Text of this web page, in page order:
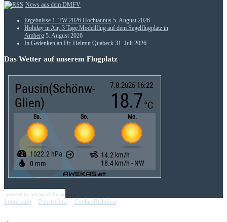
News aus dem DMFV
Ergebnisse 1. TW 2026 Hochtaunus 5. August 2026
Holiday in Air, 3 Tage Modellflug auf dem Segelflugplatz in
Amberg 5. August 2026
In Gedenken an Dr. Helmut Quabeck 31. Juli 2026
Das Wetter auf unserem Flugplatz
powered by Advanced iFrame
Impressum Datenschutz Cookie-Richtlinie